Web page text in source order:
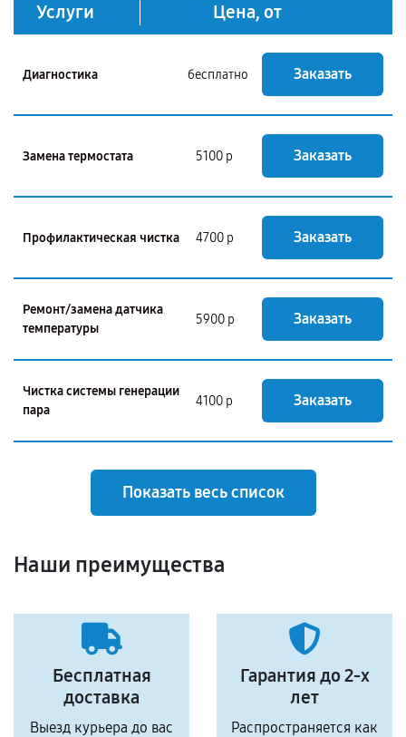
Услуги Цена, от
Диагностика бесплатно Заказать
Замена термостата 5100 р Заказать
Профилактическая чистка 4700 р Заказать
Ремонт/замена датчика
температуры
5900 р Заказать
Чистка системы генерации
пара
4100 р Заказать
Показать весь список
Наши преимущества
Бесплатная
доставка
Выезд курьера до вас
Гарантия до 2-х
лет
Распространяется как